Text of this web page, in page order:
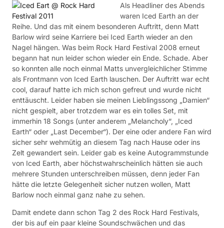
Als Headliner des Abends
waren Iced Earth an der
Reihe. Und das mit einem besonderen Auftritt, denn Matt
Barlow wird seine Karriere bei Iced Earth wieder an den
Nagel hängen. Was beim Rock Hard Festival 2008 erneut
begann hat nun leider schon wieder ein Ende. Schade. Aber
so konnten alle noch einmal Matts unvergleichlicher Stimme
als Frontmann von Iced Earth lauschen. Der Auftritt war echt
cool, darauf hatte ich mich schon gefreut und wurde nicht
enttäuscht. Leider haben sie meinen Lieblingssong „Damien“
nicht gespielt, aber trotzdem war es ein tolles Set, mit
immerhin 18 Songs (unter anderem „Melancholy“, „Iced
Earth“ oder „Last December“). Der eine oder andere Fan wird
sicher sehr wehmütig an diesem Tag nach Hause oder ins
Zelt gewandert sein. Leider gab es keine Autogrammstunde
von Iced Earth, aber höchstwahrscheinlich hätten sie auch
mehrere Stunden unterschreiben müssen, denn jeder Fan
hätte die letzte Gelegenheit sicher nutzen wollen, Matt
Barlow noch einmal ganz nahe zu sehen.
Damit endete dann schon Tag 2 des Rock Hard Festivals,
der bis auf ein paar kleine Soundschwächen und das